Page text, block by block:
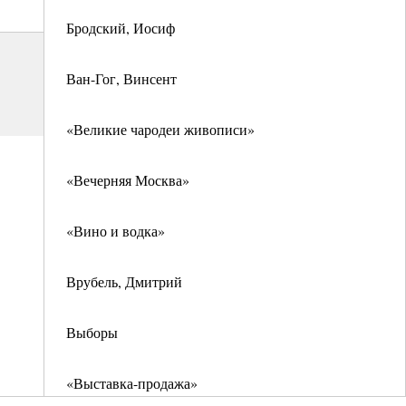
Бродский, Иосиф
Ван-Гог, Винсент
«Великие чародеи живописи»
«Вечерняя Москва»
«Вино и водка»
Врубель, Дмитрий
Выборы
«Выставка-продажа»